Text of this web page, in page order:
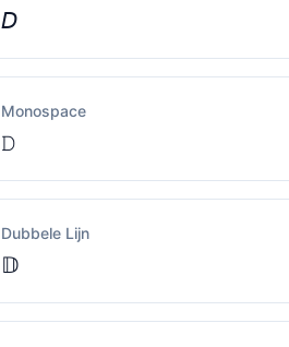
𝘋
Monospace
𝙳
Dubbele Lijn
𝔻